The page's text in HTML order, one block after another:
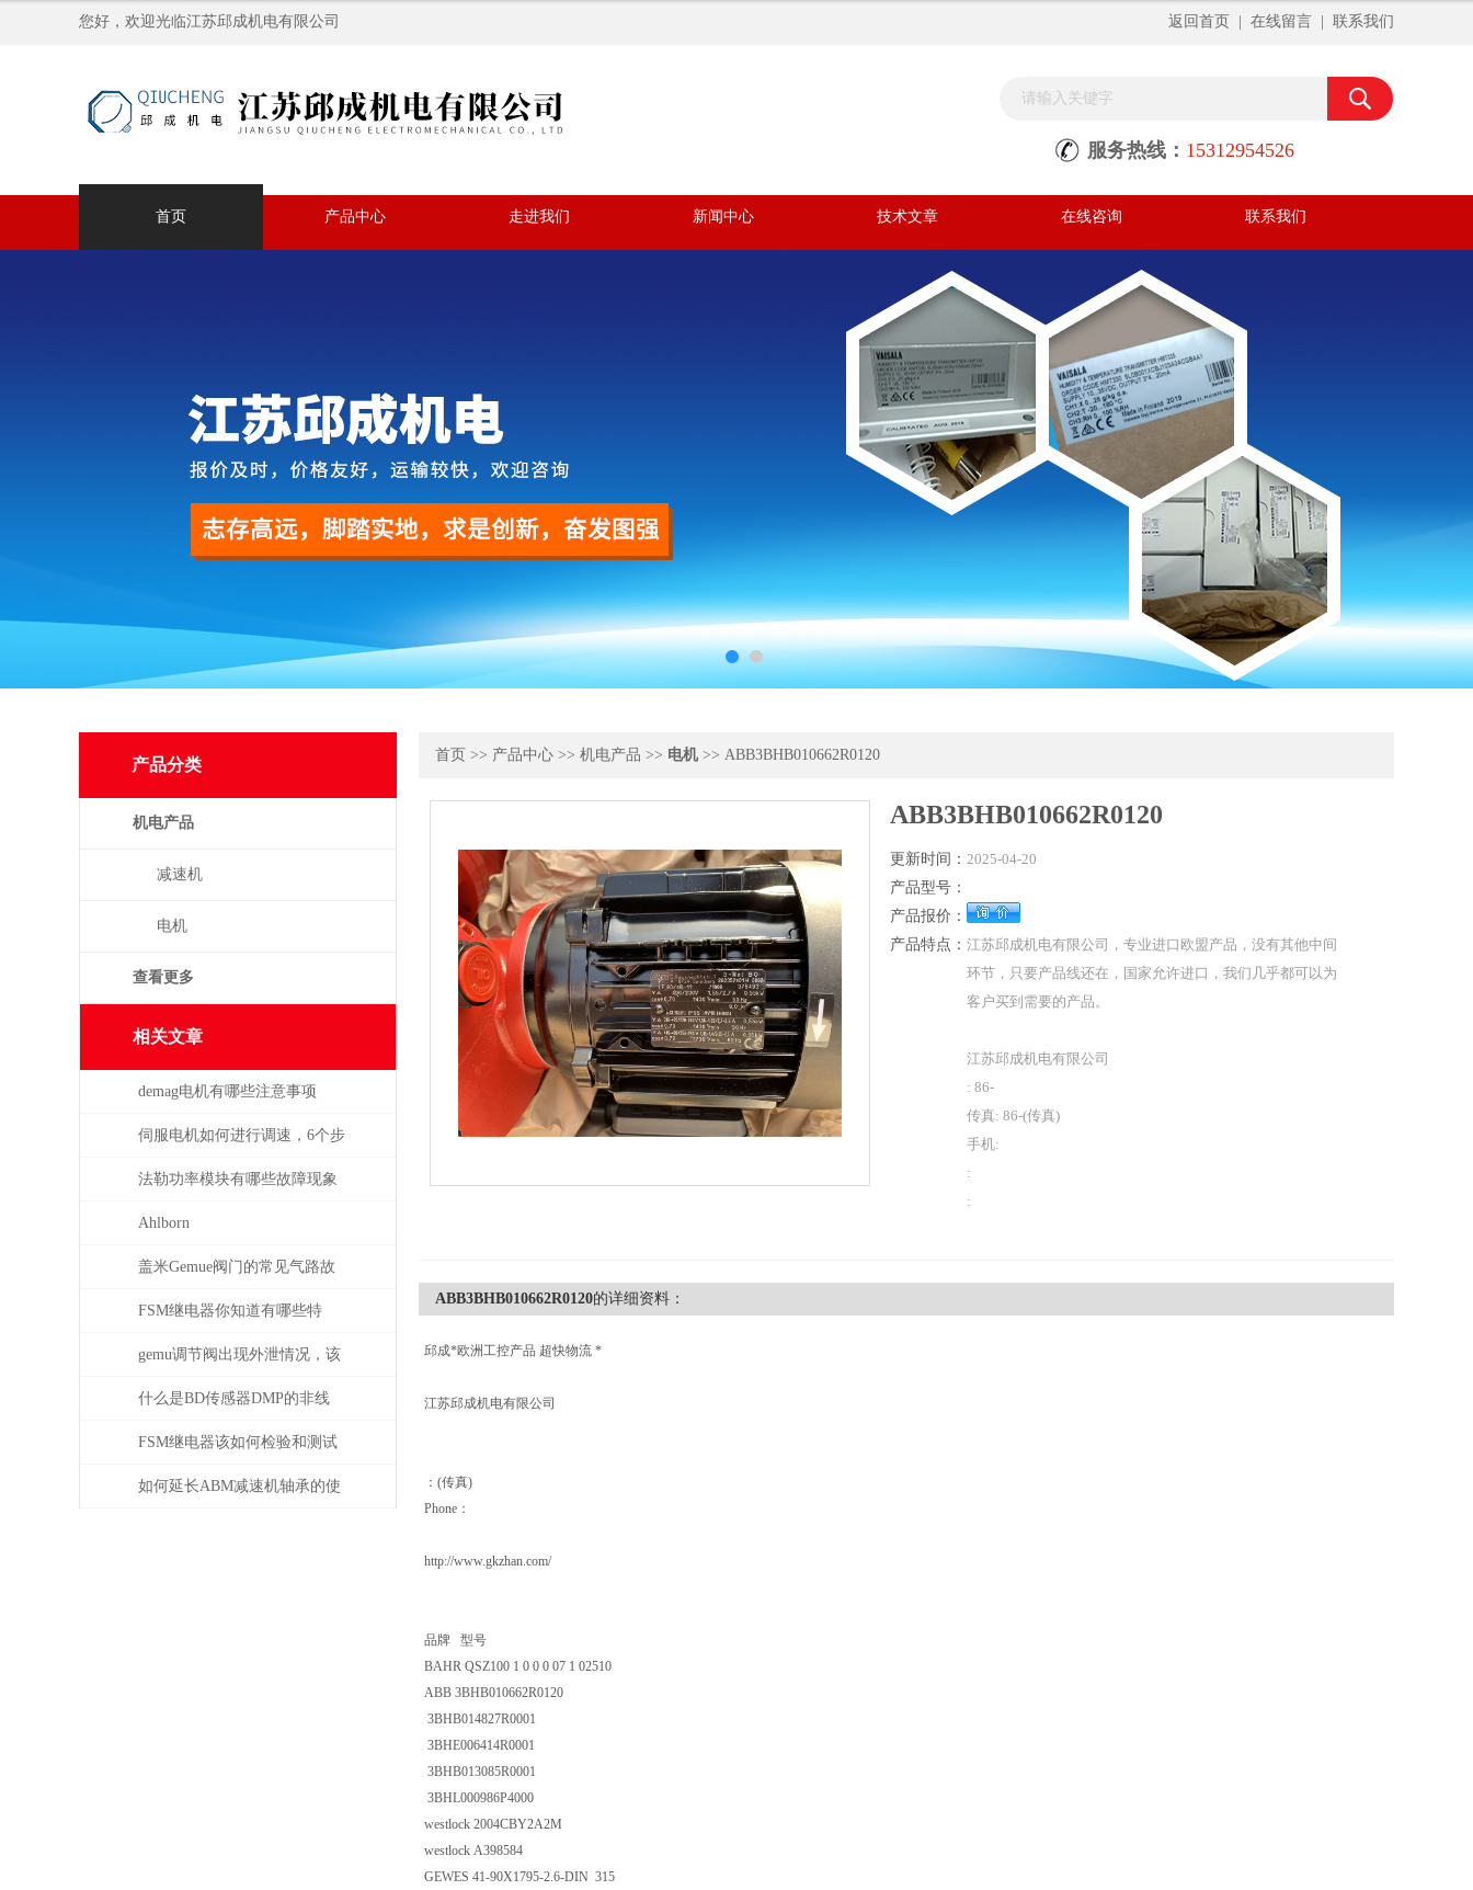
您好，欢迎光临江苏邱成机电有限公司 返回首页 在线留言 联系我们
服务热线： 15312954526
首页 产品中心 走进我们 新闻中心 技术文章 在线咨询 联系我们
产品分类
机电产品
减速机
电机
查看更多
相关文章
demag电机有哪些注意事项
伺服电机如何进行调速，6个步
骤轻松解决！
法勒功率模块有哪些故障现象
需要检查
Ahlborn
盖米Gemue阀门的常见气路故
障、执行器不动作问题排查与
密封件更换步骤
FSM继电器你知道有哪些特
点？
gemu调节阀出现外泄情况，该
如何处理
什么是BD传感器DMP的非线
性，怎么产生的？
FSM继电器该如何检验和测试
如何延长ABM减速机轴承的使
首页 >> 产品中心 >> 机电产品 >> 电机 >> ABB3BHB010662R0120
ABB3BHB010662R0120
更新时间： 2025-04-20
产品型号：
产品报价：
产品特点： 江苏邱成机电有限公司，专业进口欧盟产品，没有其他中间
环节，只要产品线还在，国家允许进口，我们几乎都可以为
客户买到需要的产品。
江苏邱成机电有限公司
: 86-
传真: 86-(传真)
手机:
:
:
ABB3BHB010662R0120的详细资料：
邱成*欧洲工控产品 超快物流 *
江苏邱成机电有限公司
：(传真)
Phone：
http://www.gkzhan.com/
品牌 型号
BAHR QSZ100 1 0 0 0 07 1 02510
ABB 3BHB010662R0120
3BHB014827R0001
3BHE006414R0001
3BHB013085R0001
3BHL000986P4000
westlock 2004CBY2A2M
westlock A398584
GEWES 41-90X1795-2.6-DIN 315